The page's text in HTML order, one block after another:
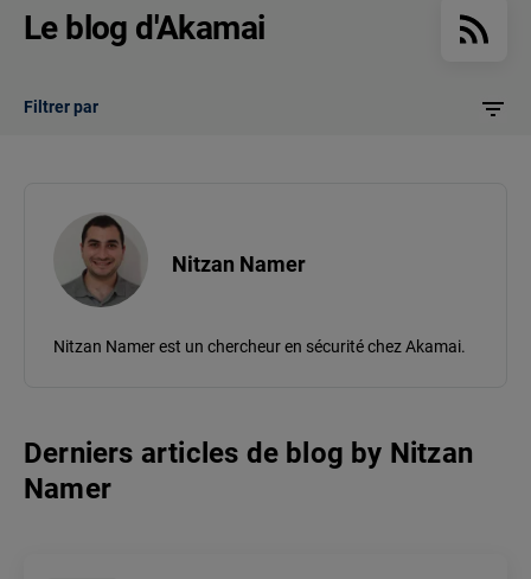
Le blog d'Akamai
Filtrer par
Nitzan Namer
Nitzan Namer est un chercheur en sécurité chez Akamai.
Derniers articles de blog by Nitzan
Namer